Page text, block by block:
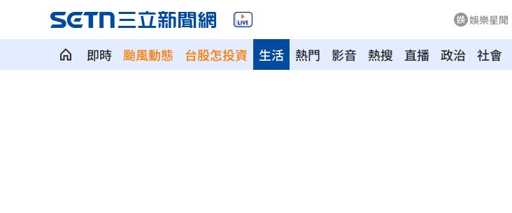
娛樂星聞
即時 颱風動態 台股怎投資 熱門 影音 熱搜 直播 政治 社會
生活